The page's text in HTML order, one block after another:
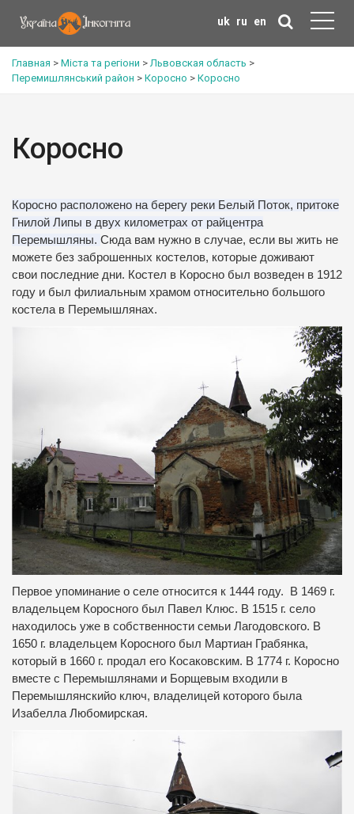
uk ru en
Главная > Міста та регіони >Львовская область >
Перемишлянський район > Коросно > Коросно
Коросно
Коросно расположено на берегу реки Белый Поток, притоке
Гнилой Липы в двух километрах от райцентра
Перемышляны. Сюда вам нужно в случае, если вы жить не
можете без заброшенных костелов, которые доживают
свои последние дни. Костел в Коросно был возведен в 1912
году и был филиальным храмом относительно большого
костела в Перемышлянах.
Первое упоминание о селе относится к 1444 году. В 1469 г.
владельцем Коросного был Павел Клюс. В 1515 г. село
находилось уже в собственности семьи Лагодовского. В
1650 г. владельцем Коросного был Мартиан Грабянка,
который в 1660 г. продал его Косаковским. В 1774 г. Коросно
вместе с Перемышлянами и Борщевым входили в
Перемышлянскийо ключ, владелицей которого была
Изабелла Любомирская.